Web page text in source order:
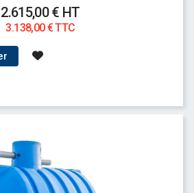
2.615,00 € HT
3.138,00 € TTC